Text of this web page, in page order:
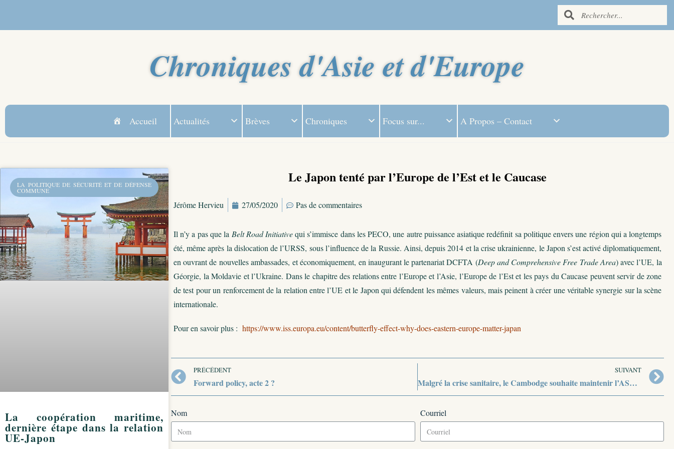
Chroniques d'Asie et d'Europe
Accueil Actualités Brèves Chroniques Focus sur... A Propos – Contact
LA POLITIQUE DE SÉCURITÉ ET DE DÉFENSE
COMMUNE
La coopération maritime,
dernière étape dans la relation
UE-Japon
Le Japon tenté par l’Europe de l’Est et le Caucase
Jérôme Hervieu 27/05/2020 Pas de commentaires
Il n’y a pas que la Belt Road Initiativequi s’immisce dans les PECO, une autre puissance asiatique redéfinit sa politique envers une région qui a longtemps
été, même après la dislocation de l’URSS, sous l’influence de la Russie. Ainsi, depuis 2014 et la crise ukrainienne, le Japon s’est activé diplomatiquement,
en ouvrant de nouvelles ambassades, et économiquement, en inaugurant le partenariat DCFTA (Deep and Comprehensive Free Trade Area) avec l’UE, la
Géorgie, la Moldavie et l’Ukraine. Dans le chapitre des relations entre l’Europe et l’Asie, l’Europe de l’Est et les pays du Caucase peuvent servir de zone
de test pour un renforcement de la relation entre l’UE et le Japon qui défendent les mêmes valeurs, mais peinent à créer une véritable synergie sur la scène
internationale.
Pour en savoir plus : https://www.iss.europa.eu/content/butterfly-effect-why-does-eastern-europe-matter-japan
PRÉCÉDENT
Forward policy, acte 2 ?
SUIVANT
Malgré la crise sanitaire, le Cambodge souhaite maintenir l’ASEM 13
Nom Courriel